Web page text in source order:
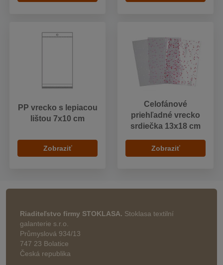
PP vrecko s lepiacou
lištou 7x10 cm
Zobraziť
Celofánové
priehľadné vrecko
srdiečka 13x18 cm
Zobraziť
Riaditeľstvo firmy STOKLASA. Stoklasa textilní
galanterie s.r.o.
Průmyslová 934/13
747 23 Bolatice
Česká republika